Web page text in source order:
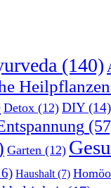
(140)
Heilpflanzen
Detox (12) DIY(14)
Garten (12)
Haushalt(7)